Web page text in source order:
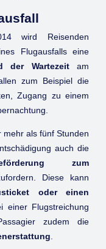
wird Reisenden
Flugausfalls eine
der Wartezeitam
zum Beispiel die
Zugang zu einem
als fünf Stunden
auch die
zum
Diese kann
oder einen
einer Flugstreichung
zudem die